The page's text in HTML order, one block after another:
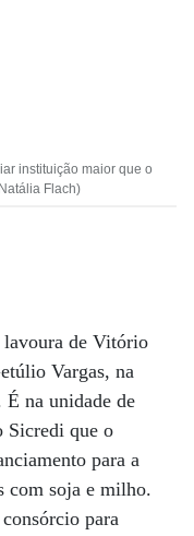
instituição maior que o
Flach)
lavoura de Vitório
Vargas, na
na unidade de
Sicredi que o
para a
com soja e milho.
para